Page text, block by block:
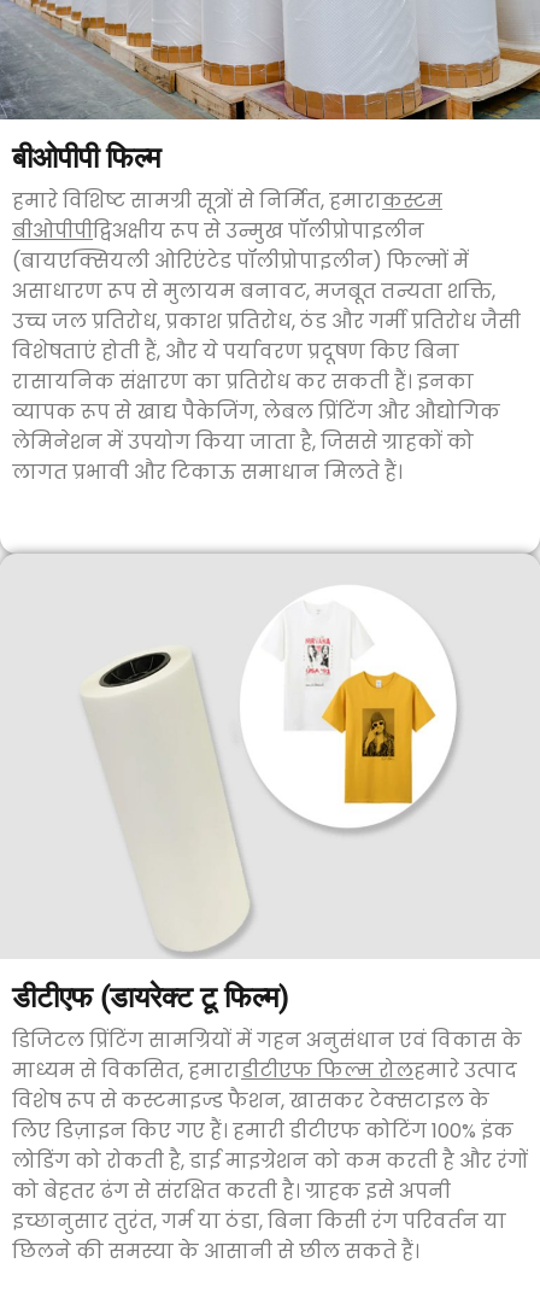
बीओपीपी फिल्म
हमारे विशिष्ट सामग्री सूत्रों से निर्मित, हमाराकस्टम
बीओपीपीद्विअक्षीय रूप से उन्मुख पॉलीप्रोपाइलीन
(बायएक्सियली ओरिएंटेड पॉलीप्रोपाइलीन) फिल्मों में
असाधारण रूप से मुलायम बनावट, मजबूत तन्यता शक्ति,
उच्च जल प्रतिरोध, प्रकाश प्रतिरोध, ठंड और गर्मी प्रतिरोध जैसी
विशेषताएं होती हैं, और ये पर्यावरण प्रदूषण किए बिना
रासायनिक संक्षारण का प्रतिरोध कर सकती हैं। इनका
व्यापक रूप से खाद्य पैकेजिंग, लेबल प्रिंटिंग और औद्योगिक
लेमिनेशन में उपयोग किया जाता है, जिससे ग्राहकों को
लागत प्रभावी और टिकाऊ समाधान मिलते हैं।
डीटीएफ (डायरेक्ट टू फिल्म)
डिजिटल प्रिंटिंग सामग्रियों में गहन अनुसंधान एवं विकास के
माध्यम से विकसित, हमाराडीटीएफ फिल्म रोलहमारे उत्पाद
विशेष रूप से कस्टमाइज्ड फैशन, खासकर टेक्सटाइल के
लिए डिज़ाइन किए गए हैं। हमारी डीटीएफ कोटिंग 100% इंक
लोडिंग को रोकती है, डाई माइग्रेशन को कम करती है और रंगों
को बेहतर ढंग से संरक्षित करती है। ग्राहक इसे अपनी
इच्छानुसार तुरंत, गर्म या ठंडा, बिना किसी रंग परिवर्तन या
छिलने की समस्या के आसानी से छील सकते हैं।